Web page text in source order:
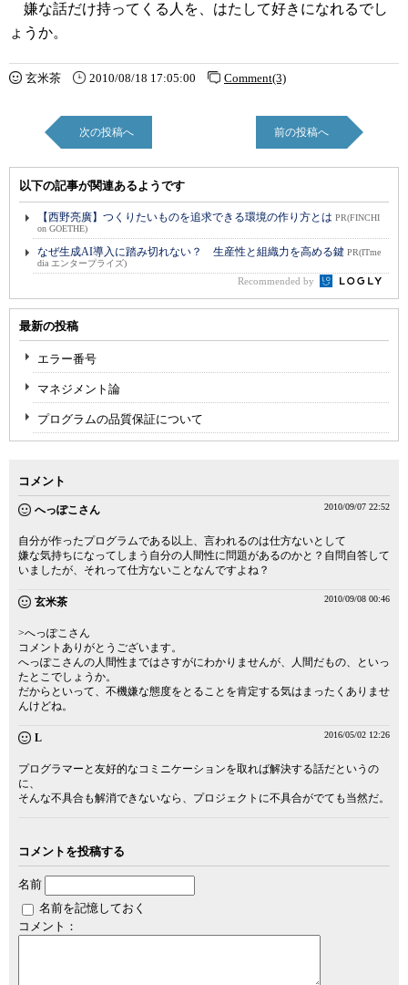
嫌な話だけ持ってくる人を、はたして好きになれるでし
ょうか。
玄米茶 2010/08/18 17:05:00 Comment(3)
次の投稿へ 前の投稿へ
以下の記事が関連あるようです
【西野亮廣】つくりたいものを追求できる環境の作り方とは PR(FINCHI
on GOETHE)
なぜ生成AI導入に踏み切れない？ 生産性と組織力を高める鍵 PR(ITme
dia エンタープライズ)
Recommended by
最新の投稿
エラー番号
マネジメント論
プログラムの品質保証について
コメント
へっぽこさん 2010/09/07 22:52
自分が作ったプログラムである以上、言われるのは仕方ないとして
嫌な気持ちになってしまう自分の人間性に問題があるのかと？自問自答して
いましたが、それって仕方ないことなんですよね？
玄米茶 2010/09/08 00:46
>へっぽこさん
コメントありがとうございます。
へっぽこさんの人間性まではさすがにわかりませんが、人間だもの、といっ
たとこでしょうか。
だからといって、不機嫌な態度をとることを肯定する気はまったくありませ
んけどね。
L 2016/05/02 12:26
プログラマーと友好的なコミニケーションを取れば解決する話だというの
に、
そんな不具合も解消できないなら、プロジェクトに不具合がでても当然だ。
コメントを投稿する
名前
名前を記憶しておく
コメント：